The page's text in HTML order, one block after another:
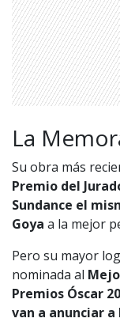
La
Su obra más
Premio del
Sundance el
Goya a la mejor
Pero su mayor
nominada al
Premios Óscar
van a anunciar